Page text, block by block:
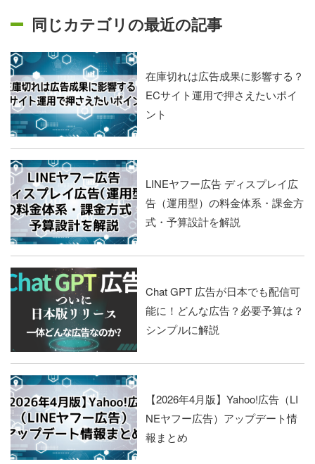
同じカテゴリの最近の記事
在庫切れは広告成果に影響する？
ECサイト運用で押さえたいポイ
ント
LINEヤフー広告 ディスプレイ広
告（運用型）の料金体系・課金方
式・予算設計を解説
Chat GPT 広告が日本でも配信可
能に！どんな広告？必要予算は？
シンプルに解説
【2026年4月版】Yahoo!広告（LI
NEヤフー広告）アップデート情
報まとめ